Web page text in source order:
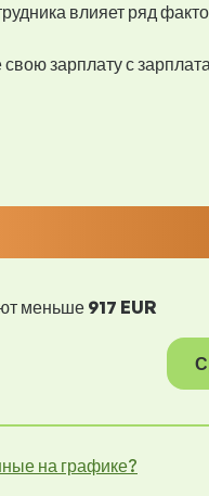
влияет ряд
зарплату с
меньше 917 EUR
на графике?